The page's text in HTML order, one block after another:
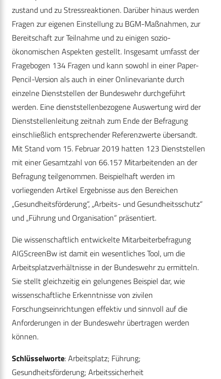
zustand und zu Stressreaktionen. Darüber hinaus werden
Fragen zur eigenen Einstellung zu BGM-Maßnahmen, zur
Bereitschaft zur Teilnahme und zu einigen sozio-
ökonomischen Aspekten gestellt. Insgesamt umfasst der
Fragebogen 134 Fragen und kann sowohl in einer Paper-
Pencil-Version als auch in einer Onlinevariante durch
einzelne Dienststellen der Bundeswehr durchgeführt
werden. Eine dienststellenbezogene Auswertung wird der
Dienststellenleitung zeitnah zum Ende der Befragung
einschließlich entsprechender Referenzwerte übersandt.
Mit Stand vom 15. Februar 2019 hatten 123 Dienststellen
mit einer Gesamtzahl von 66.157 Mitarbeitenden an der
Befragung teilgenommen. Beispielhaft werden im
vorliegenden Artikel Ergebnisse aus den Bereichen
„Gesundheitsförderung“, „Arbeits- und Gesundheitsschutz“
und „Führung und Organisation“ präsentiert.
Die wissenschaftlich entwickelte Mitarbeiterbefragung
AIGScreenBw ist damit ein wesentliches Tool, um die
Arbeitsplatzverhältnisse in der Bundeswehr zu ermitteln.
Sie stellt gleichzeitig ein gelungenes Beispiel dar, wie
wissenschaftliche Erkenntnisse von zivilen
Forschungseinrichtungen effektiv und sinnvoll auf die
Anforderungen in der Bundeswehr übertragen werden
können.
Schlüsselworte: Arbeitsplatz; Führung;
Gesundheitsförderung; Arbeitssicherheit